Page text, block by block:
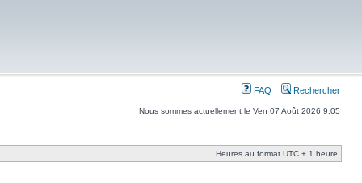
FAQ Rechercher
Nous sommes actuellement le Ven 07 Août 2026 9:05
Heures au format UTC + 1 heure